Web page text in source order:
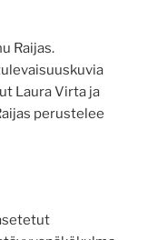
Raijas.
Laura Virta ja
perustelee